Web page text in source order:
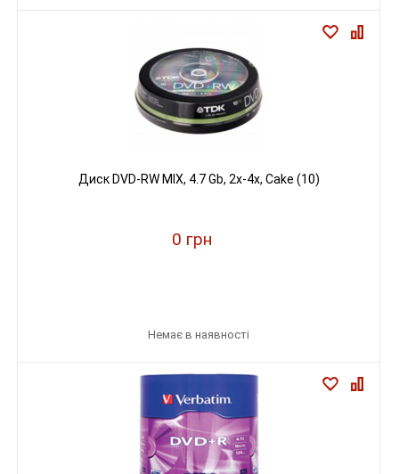
Диск DVD-RW MIX, 4.7 Gb, 2x-4х, Cake (10)
0 грн
Немає в наявності